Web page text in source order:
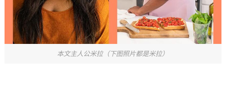
本文主人公米拉（下图照片都是米拉）